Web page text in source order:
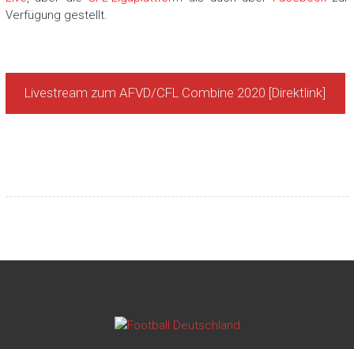
Verfügung gestellt.
Livestream zum AFVD/CFL Combine 2020 [Direktlink]